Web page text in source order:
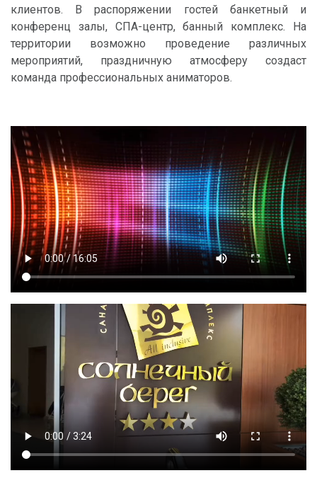
клиентов. В распоряжении гостей банкетный и
конференц залы, СПА-центр, банный комплекс. На
территории возможно проведение различных
мероприятий, праздничную атмосферу создаст
команда профессиональных аниматоров.